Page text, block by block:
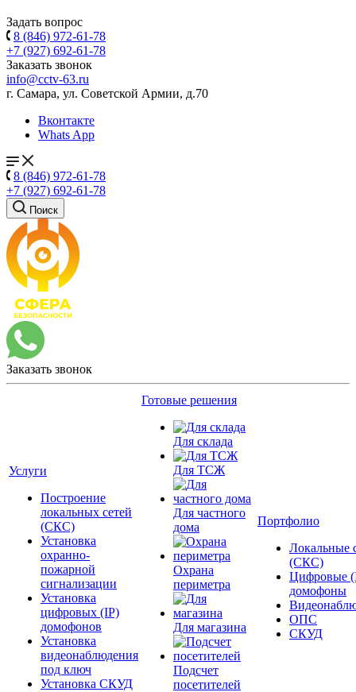
Задать вопрос
8 (846) 972-61-78
+7 (927) 692-61-78
Заказать звонок
info@cctv-63.ru
г. Самара, ул. Советской Армии, д.70
Вконтакте
Whats App
8 (846) 972-61-78
+7 (927) 692-61-78
Поиск
Заказать звонок
Услуги
Построение
локальных сетей
(СКС)
Установка
охранно-
пожарной
сигнализации
Установка
цифровых (IP)
домофонов
Установка
видеонаблюдения
под ключ
Установка СКУД
Готовые решения
Для склада
Для ТСЖ
Для частного
дома
Охрана
периметра
Для магазина
Подсчет
посетителей
Портфолио
Локальные
(СКС)
Цифровые
домофоны
ОПС
СКУД